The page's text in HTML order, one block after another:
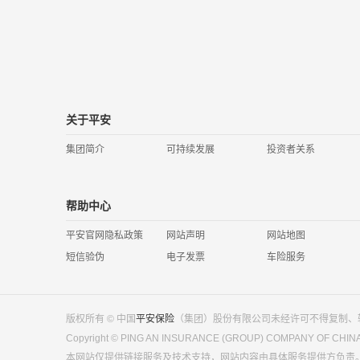
关于平安
集团简介 可持续发展 投资者关系
帮助中心
平安官网隐私政策 网站声明
网站地图
短信验伪
电子发票 车险服务
版权所有 © 中国平安保险 （集团）股份有限公司未经许可不得复制
Copyright © PING AN INSURANCE (GROUP) COMPANY OF
本网站仅提供链接服务及技术支持，网站内容由具体服务提供方负责